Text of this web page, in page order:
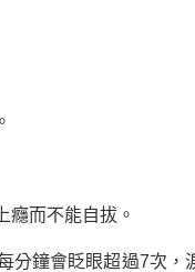
而不能自拔。
鐘會眨眼超過7次，